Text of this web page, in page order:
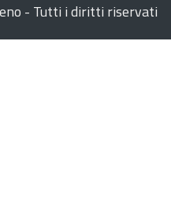
- Tutti i diritti riservati